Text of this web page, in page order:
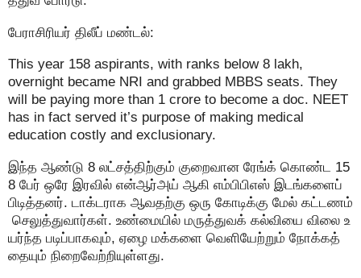
பேராசிரியர் திலீப் மண்டல்:
This year 158 aspirants, with ranks below 8 lakh,
overnight became NRI and grabbed MBBS seats. They
will be paying more than 1 crore to become a doc. NEET
has in fact served it’s purpose of making medical
education costly and exclusionary.
இந்த ஆண்டு 8 லட்சத்திற்கும் குறைவான ரேங்க் கொண்ட 15
8 பேர் ஒரே இரவில் என்ஆர்அய் ஆகி எம்பிபிஎஸ் இடங்களைப்
பிடித்தனர். டாக்டராக ஆவதற்கு ஒரு கோடிக்கு மேல் கட்டணம்
செலுத்துவார்கள். உண்மையில் மருத்துவக் கல்வியை விலை உ
யர்ந்த படிப்பாகவும், ஏழை மக்களை வெளியேற்றும் நோக்கத்
தையும் நிறைவேற்றியுள்ளது.